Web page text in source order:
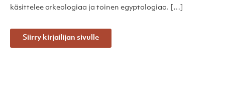
käsittelee arkeologiaa ja toinen egyptologiaa. […]
Siirry kirjailijan sivulle